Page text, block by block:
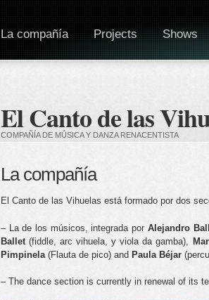
El Canto de las
COMPAÑÍA DE MÚSICA Y DANZA RENACENTISTA
La compañía Projects Shows
La compañía
El Canto de las Vihuelas está formado por dos
– La de los músicos, integrada por Alejandro
Ballet (fiddle, arc vihuela, y viola da gamba),
Pimpinela (Flauta de pico) and Paula Béjar
– The dance section is currently in renewal of its